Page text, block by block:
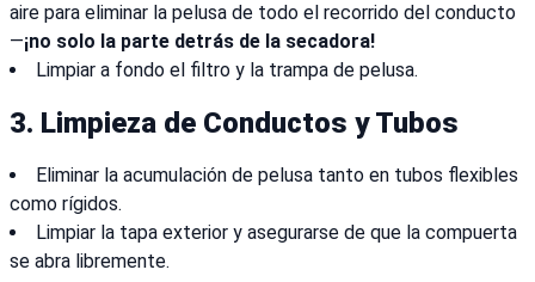
aire para eliminar la pelusa de todo el recorrido del conducto
—¡no solo la parte detrás de la secadora!
Limpiar a fondo el filtro y la trampa de pelusa.
3. Limpieza de Conductos y Tubos
Eliminar la acumulación de pelusa tanto en tubos flexibles
como rígidos.
Limpiar la tapa exterior y asegurarse de que la compuerta
se abra libremente.